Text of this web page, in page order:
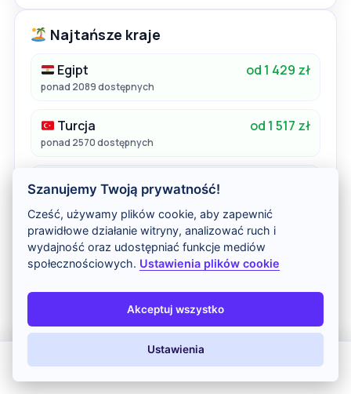
Najtańsze kraje
Egipt od 1 429 zł
ponad 2089 dostępnych
Turcja od 1 517 zł
ponad 2570 dostępnych
Tunezja
ponad 717 dostępnych
Hiszpania od 1 562 zł
ponad 4180 dostępnych
Dominikana od 5 135 zł
ponad 261 dostępnych
ponad 2392 dostępnych
Szanujemy Twoją prywatność!
Cześć, używamy plików cookie, aby zapewnić
prawidłowe działanie witryny, analizować ruch i
wydajność oraz udostępniać funkcje mediów
społecznościowych. Ustawienia plików cookie
Akceptuj wszystko
Ustawienia